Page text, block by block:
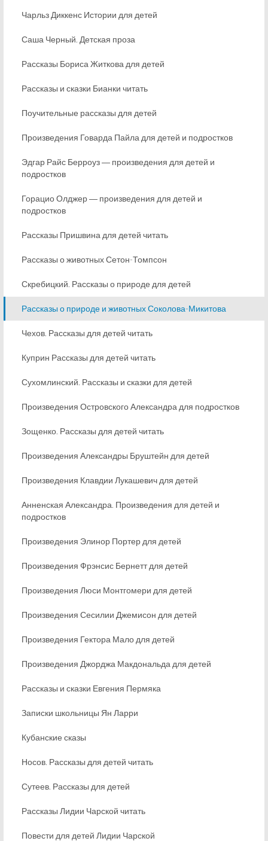
Чарльз Диккенс Истории для детей
Саша Черный. Детская проза
Рассказы Бориса Житкова для детей
Рассказы и сказки Бианки читать
Поучительные рассказы для детей
Произведения Говарда Пайла для детей и подростков
Эдгар Райс Берроуз ― произведения для детей и
подростков
Горацио Олджер ― произведения для детей и
подростков
Рассказы Пришвина для детей читать
Рассказы о животных Сетон-Томпсон
Скребицкий. Рассказы о природе для детей
Рассказы о природе и животных Соколова-Микитова
Чехов. Рассказы для детей читать
Куприн Рассказы для детей читать
Сухомлинский. Рассказы и сказки для детей
Произведения Островского Александра для подростков
Зощенко. Рассказы для детей читать
Произведения Александры Бруштейн для детей
Произведения Клавдии Лукашевич для детей
Анненская Александра. Произведения для детей и
подростков
Произведения Элинор Портер для детей
Произведения Фрэнсис Бернетт для детей
Произведения Люси Монтгомери для детей
Произведения Сесилии Джемисон для детей
Произведения Гектора Мало для детей
Произведения Джорджа Макдональда для детей
Рассказы и сказки Евгения Пермяка
Записки школьницы Ян Ларри
Кубанские сказы
Носов. Рассказы для детей читать
Сутеев. Рассказы для детей
Рассказы Лидии Чарской читать
Повести для детей Лидии Чарской